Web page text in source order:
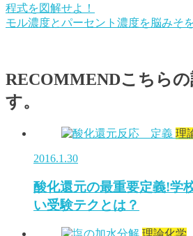
程式を図解せよ！
モル濃度とパーセント濃度を脳みそ
RECOMMENDこちら
す。
理
2016.1.30
酸化還元の最重要定義!学
い受験テクとは？